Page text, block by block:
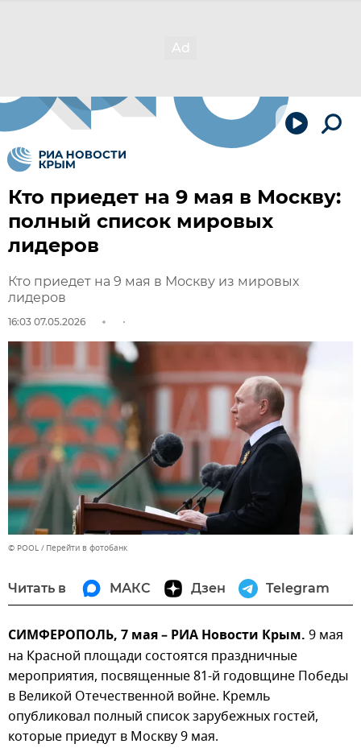
Кто приедет на 9 мая в Москву:
полный список мировых
лидеров
Кто приедет на 9 мая в Москву из мировых
лидеров
16:03 07.05.2026
© POOL Перейти в фотобанк
Читать в МАКС Дзен Telegram
СИМФЕРОПОЛЬ, 7 мая – РИА Новости Крым. 9 мая
на Красной площади состоятся праздничные
мероприятия, посвященные 81-й годовщине Победы
в Великой Отечественной войне. Кремль
опубликовал полный список зарубежных гостей,
которые приедут в Москву 9 мая.